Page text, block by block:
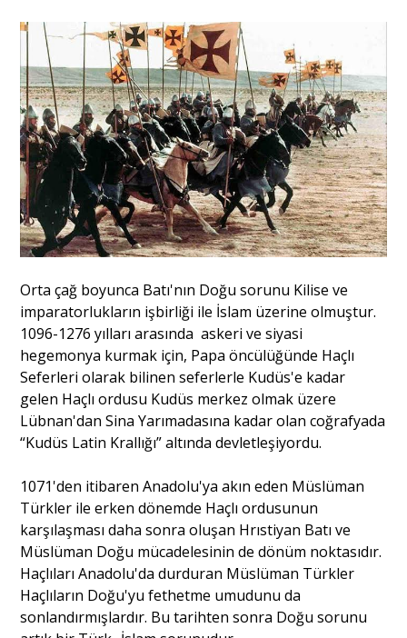
Orta çağ boyunca Batı'nın Doğu sorunu Kilise ve
imparatorlukların işbirliği ile İslam üzerine olmuştur.
1096-1276 yılları arasında askeri ve siyasi
hegemonya kurmak için, Papa öncülüğünde Haçlı
Seferleri olarak bilinen seferlerle Kudüs'e kadar
gelen Haçlı ordusu Kudüs merkez olmak üzere
Lübnan'dan Sina Yarımadasına kadar olan coğrafyada
“Kudüs Latin Krallığı” altında devletleşiyordu.
1071'den itibaren Anadolu'ya akın eden Müslüman
Türkler ile erken dönemde Haçlı ordusunun
karşılaşması daha sonra oluşan Hrıstiyan Batı ve
Müslüman Doğu mücadelesinin de dönüm noktasıdır.
Haçlıları Anadolu'da durduran Müslüman Türkler
Haçlıların Doğu'yu fethetme umudunu da
sonlandırmışlardır. Bu tarihten sonra Doğu sorunu